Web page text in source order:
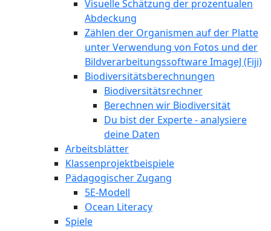
Visuelle Schätzung der prozentualen
Abdeckung
Zählen der Organismen auf der Platte
unter Verwendung von Fotos und der
Bildverarbeitungssoftware ImageJ (Fiji)
Biodiversitätsberechnungen
Biodiversitätsrechner
Berechnen wir Biodiversität
Du bist der Experte - analysiere
deine Daten
Arbeitsblätter
Klassenprojektbeispiele
Pädagogischer Zugang
5E-Modell
Ocean Literacy
Spiele